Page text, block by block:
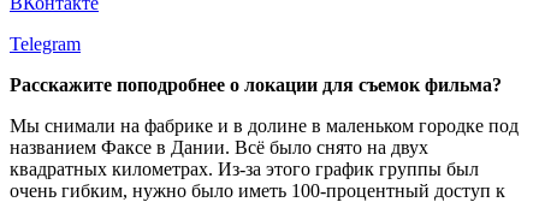
Telegram
Расскажите поподробнее о локации для съемок фильма?
Мы снимали на фабрике и в долине в маленьком городке под
названием Факсе в Дании. Всё было снято на двух
квадратных километрах. Из-за этого график группы был
очень гибким, нужно было иметь 100-процентный доступ к